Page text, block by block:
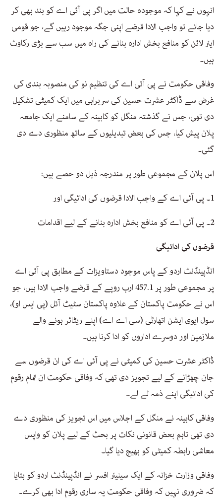
انہوں نے کہا کہ موجودہ حالت میں اگر پی آئی اے کو بند بھی کر
دیا جائے تو واجب الادا قرضے اپنی جگہ موجود رہیں گے، جو قومی
ایئر لائن کو منافع بخش ادارہ بنانے کی راہ میں سب سے بڑی رکاوٹ
ہیں۔
وفاقی حکومت نے پی آئی اے کی تنظیم نو کی منصوبہ بندی کی
غرض سے ڈاکٹر عشرت حسین کی سربراہی میں ایک کمیٹی تشکیل
دی تھی، جس نے گذشتہ منگل کو کابینہ کے سامنے ایک جامعہ
پلان پیش کیا، جس کی بعض تبدیلیوں کے ساتھ منظوری دے دی
گئی۔
اس پلان کے مجموعی طور پر مندرجہ ذیل دو حصے ہیں:
1۔ پی آئی اے کے واجب الادا قرضوں کی ادائیگی اور
2۔ پی آئی اے کو منافع بخش ادارہ بنانے کے لیے اقدامات
قرضوں کی ادائیگی
انڈپینڈنٹ اردو کے پاس موجود دستاویزات کے مطابق پی آئی اے
پر مجموعی طور پر 457.1 ارب روپے کے قرضے واجب الادا ہیں، جو
اس نے حکومت پاکستان کے علاوہ پاکستان سٹیٹ آئل (پی ایس او)،
سول ایوی ایشن اتھارٹی (سی اے اے) اپنے ریٹائر ہونے والے
ملازمین اور دوسرے اداروں کو ادا کرنا ہیں۔
ڈاکٹر عشرت حسین کی کمیٹی نے پی آئی اے کی ان قرضوں سے
جان چھڑانے کے لیے تجویز دی تھی کہ وفاقی حکومت ان تمام رقوم
کی ادائیگی اپنے ذمہ لے لے۔
وفاقی کابینہ نے منگل کے اجلاس میں اس تجویز کی منظوری دے
دی تھی تاہم بعض قانونی نکات پر بحث کے لیے پلان کو واپس
معاشی رابطہ کمیٹی کو بھیج دیا گیا۔
وفاقی وزارت خزانہ کے ایک سینیئر افسر نے انڈپینڈنٹ اردو کو بتایا
کہ ضروری نہیں کہ وفاقی حکومت یہ ساری رقوم ادا بھی کرے۔